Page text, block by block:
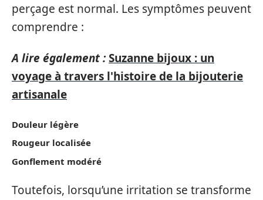
perçage est normal. Les symptômes peuvent
comprendre :
A lire également :Suzanne bijoux : un
voyage à travers l'histoire de la bijouterie
artisanale
Douleur légère
Rougeur localisée
Gonflement modéré
Toutefois, lorsqu’une irritation se transforme